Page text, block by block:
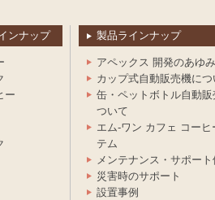
ンナップ
ー
製品ラインナップ
アペックス 開発のあゆみ
カップ式自動販売機につ
缶・ペットボトル自動販
ついて
エム-ワン カフェ コーヒ
テム
メンテナンス・サポート
災害時のサポート
設置事例